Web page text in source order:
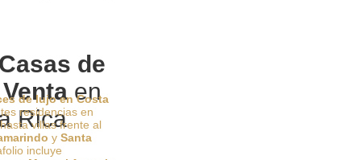
de
en
Rica
de lujo en Costa
residencias en
villas frente al
y Santa
incluye